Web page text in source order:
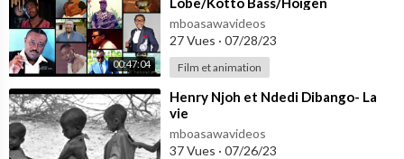
00:47:04
Ekwalla/Samson/Charlotte
Mbango/Ndedi Eyango
mboasawavideos
27 Vues · 07/28/23
Film et animation
⁣Henry Njoh et Ndedi Dibango- La
vie
mboasawavideos
37 Vues · 07/26/23